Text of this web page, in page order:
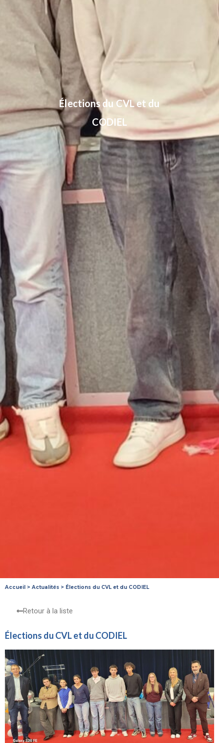
Élections du CVL et du
CODIEL
Accueil > Actualités > Élections du CVL et du CODIEL
Retour à la liste
Élections du CVL et du CODIEL